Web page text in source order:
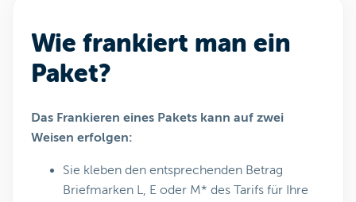
Wie frankiert man ein
Paket?
Das Frankieren eines Pakets kann auf zwei
Weisen erfolgen:
Sie kleben den entsprechenden Betrag
Briefmarken L, E oder M* des Tarifs für Ihre